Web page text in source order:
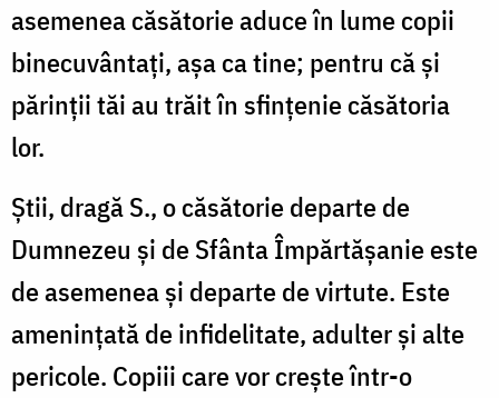
asemenea căsătorie aduce în lume copii
binecuvântaţi, aşa ca tine; pentru că şi
părinţii tăi au trăit în sfinţenie căsătoria
lor.
Ştii, dragă S., o căsătorie departe de
Dumnezeu şi de Sfânta Împărtăşanie este
de asemenea şi departe de virtute. Este
ameninţată de infidelitate, adulter şi alte
pericole. Copiii care vor creşte într-o